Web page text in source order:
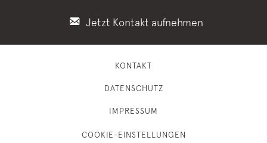
Jetzt Kontakt aufnehmen
KONTAKT
DATENSCHUTZ
IMPRESSUM
COOKIE-EINSTELLUNGEN